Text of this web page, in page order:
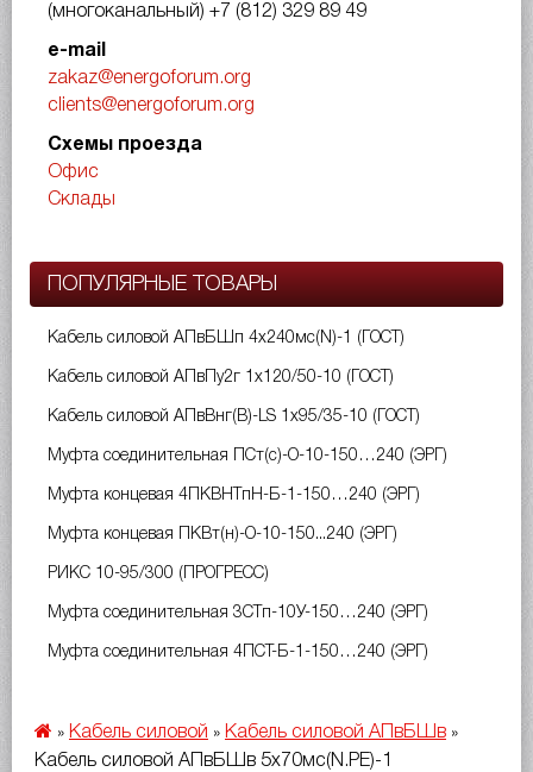
(многоканальный) +7 (812) 329 89 49
e-mail
zakaz@energoforum.org
clients@energoforum.org
Схемы проезда
Офис
Склады
ПОПУЛЯРНЫЕ ТОВАРЫ
Кабель силовой АПвБШп 4х240мс(N)-1 (ГОСТ)
Кабель силовой АПвПу2г 1х120/50-10 (ГОСТ)
Кабель силовой АПвВнг(B)-LS 1х95/35-10 (ГОСТ)
Муфта соединительная ПСт(с)-О-10-150…240 (ЭРГ)
Муфта концевая 4ПКВНТпН-Б-1-150…240 (ЭРГ)
Муфта концевая ПКВт(н)-О-10-150...240 (ЭРГ)
РИКС 10-95/300 (ПРОГРЕСС)
Муфта соединительная 3СТп-10У-150…240 (ЭРГ)
Муфта соединительная 4ПСТ-Б-1-150…240 (ЭРГ)
» Кабель силовой » Кабель силовой АПвБШв »
Кабель силовой АПвБШв 5х70мс(N.PE)-1